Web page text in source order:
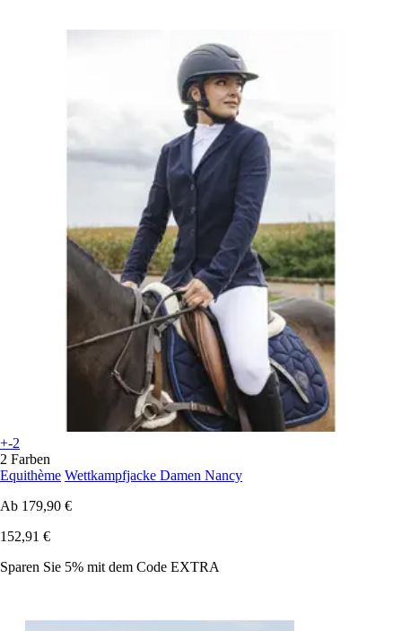
+-2
2 Farben
Equithème Wettkampfjacke Damen Nancy
Ab 179,90 €
152,91 €
Sparen Sie 5% mit dem Code EXTRA